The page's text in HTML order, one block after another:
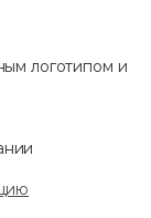
логотипом и